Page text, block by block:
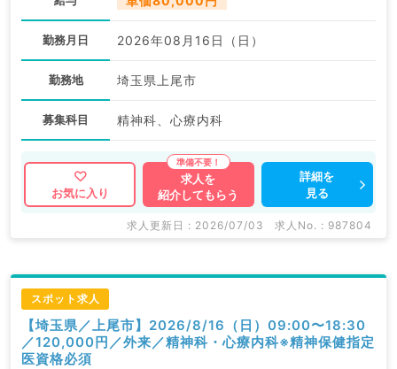
勤務月日 2026年08月16日（日）
勤務地 埼玉県上尾市
募集科目 精神科、心療内科
お気に入り
求人を
紹介してもらう
詳細を
見る
求人更新日 : 2026/07/03 求人No. : 987804
スポット求人
【埼玉県／上尾市】2026/8/16（日）09:00〜18:30
／120,000円／外来／精神科・心療内科※精神保健指定
医資格必須